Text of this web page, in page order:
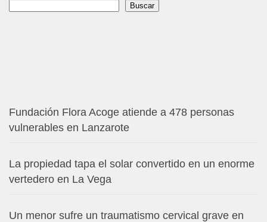
Buscar
Fundación Flora Acoge atiende a 478 personas
vulnerables en Lanzarote
La propiedad tapa el solar convertido en un enorme
vertedero en La Vega
Un menor sufre un traumatismo cervical grave en